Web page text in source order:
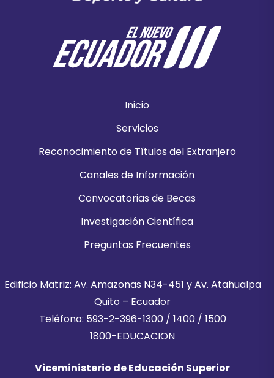
Inicio
Servicios
Reconocimiento de Títulos del Extranjero
Canales de Información
Convocatorias de Becas
Investigación Científica
Preguntas Frecuentes
Edificio Matriz: Av. Amazonas N34-451 y Av. Atahualpa
Quito – Ecuador
Teléfono: 593-2-396-1300 / 1400 / 1500
1800-EDUCACION
Viceministerio de Educación Superior